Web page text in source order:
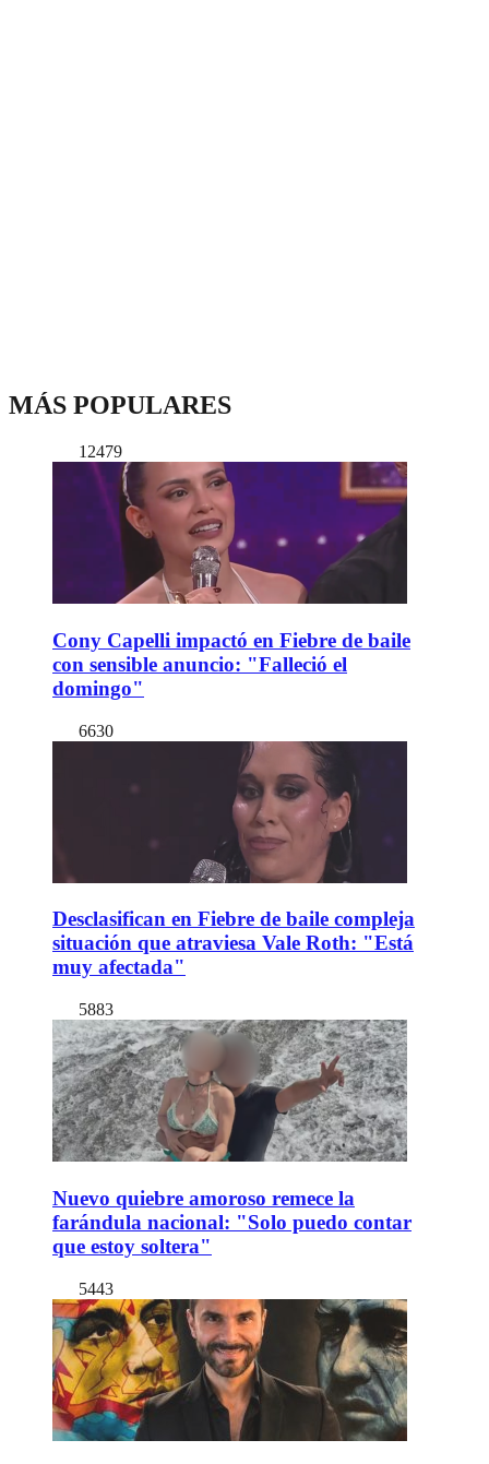
MÁS POPULARES
12479
Cony Capelli impactó en Fiebre de baile
con sensible anuncio: "Falleció el
domingo"
6630
Desclasifican en Fiebre de baile compleja
situación que atraviesa Vale Roth: "Está
muy afectada"
5883
Nuevo quiebre amoroso remece la
farándula nacional: "Solo puedo contar
que estoy soltera"
5443